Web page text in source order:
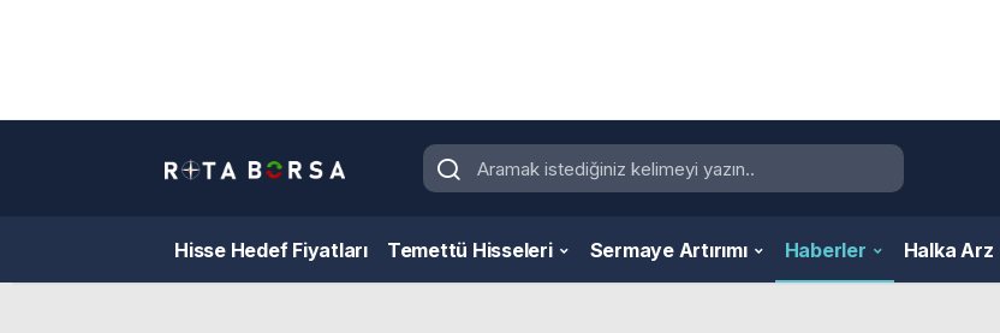
Hisse Hedef Fiyatları Temettü Hisseleri Sermaye Artırımı Haberler Halka Arz